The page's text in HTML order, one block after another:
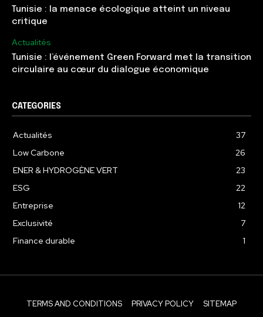
Tunisie : la menace écologique atteint un niveau
critique
Actualités
Tunisie : l’événement Green Forward met la transition
circulaire au cœur du dialogue économique
CATEGORIES
Actualités
37
Low Carbone
26
ENER & HYDROGÈNE VERT
23
ESG
22
Entreprise
12
Exclusivité
7
Finance durable
1
TERMS AND CONDITIONS PRIVACY POLICY SITEMAP